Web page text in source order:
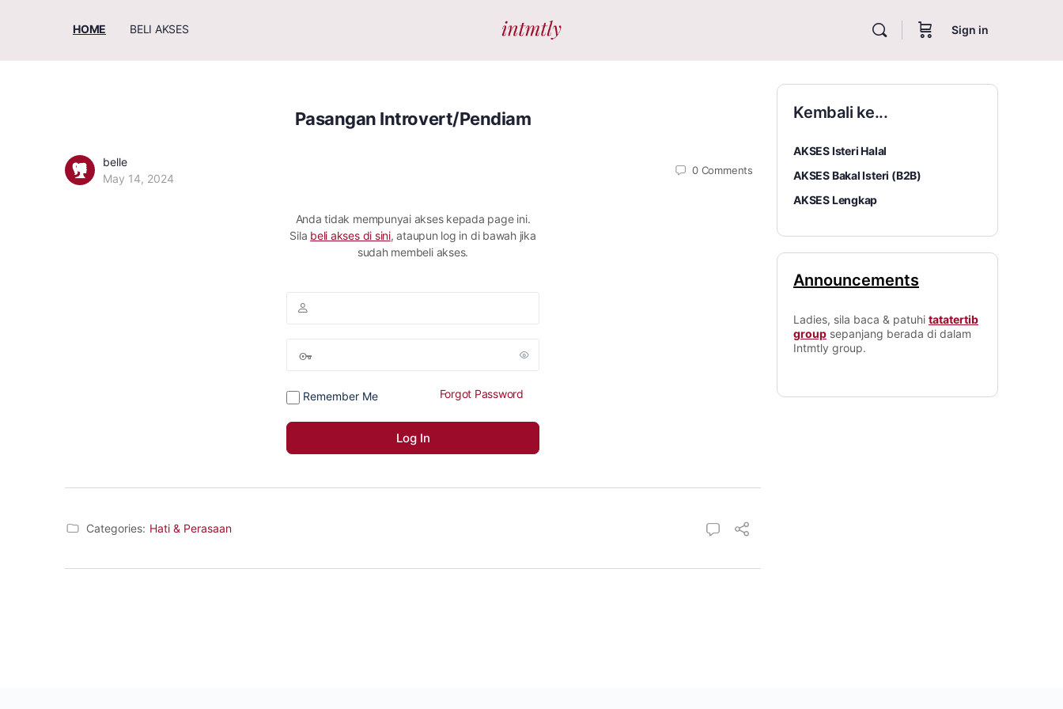
HOME BELI AKSES Sign in
Pasangan Introvert/Pendiam
belle
May 14, 2024
0 Comments
Anda tidak mempunyai akses kepada page ini.
Sila beli akses di sini, ataupun log in di bawah jika
sudah membeli akses.
Remember Me Forgot Password
Categories: Hati & Perasaan
Kembali ke...
AKSES Isteri Halal
AKSES Bakal Isteri (B2B)
AKSES Lengkap
Announcements
Ladies, sila baca & patuhi tatatertib
group sepanjang berada di dalam
Intmtly group.